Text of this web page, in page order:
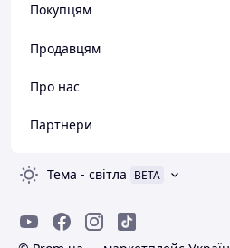
Покупцям
Продавцям
Про нас
Партнери
Тема - світла BETA